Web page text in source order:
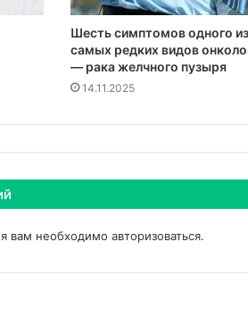
Шесть симптомов одного из
самых редких видов
— рака желчного пузыря
14.11.2025
вам необходимо авторизоваться.